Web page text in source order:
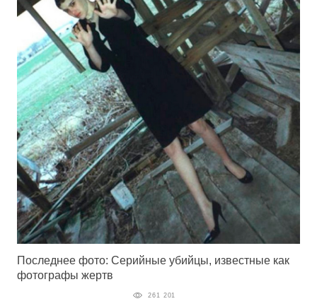
Последнее фото: Серийные убийцы, известные как
фотографы жертв
261 201